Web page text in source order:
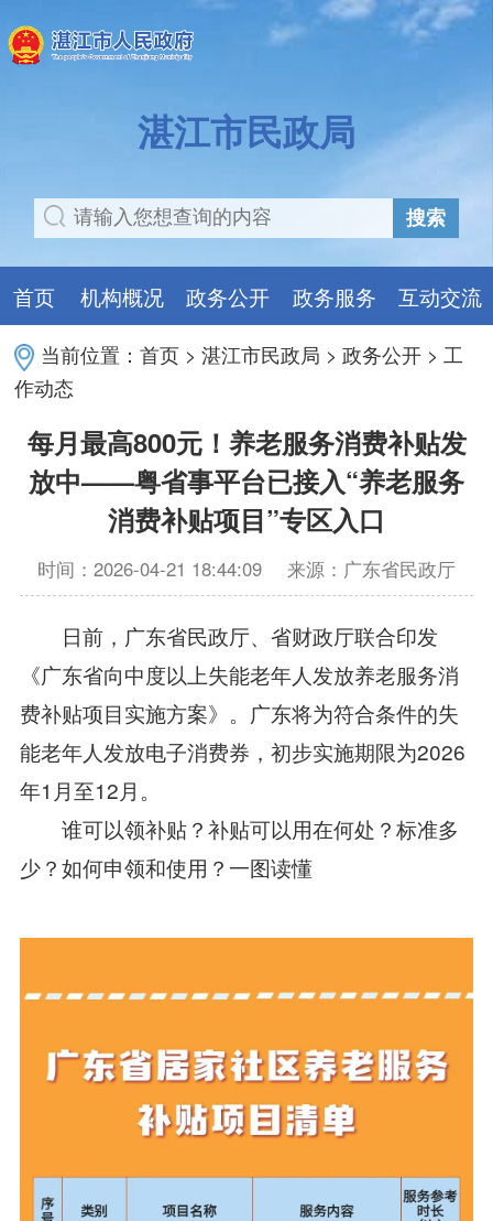
湛江市民政局
搜索
首页 机构概况 政务公开 政务服务 互动交流
当前位置：首页 >湛江市民政局 >政务公开 > 工
作动态
每月最高800元！养老服务消费补贴发
放中——粤省事平台已接入“养老服务
消费补贴项目”专区入口
时间：2026-04-21 18:44:09 来源：广东省民政厅
日前，广东省民政厅、省财政厅联合印发
《广东省向中度以上失能老年人发放养老服务消
费补贴项目实施方案》。广东将为符合条件的失
能老年人发放电子消费券，初步实施期限为2026
年1月至12月。
谁可以领补贴？补贴可以用在何处？标准多
少？如何申领和使用？一图读懂